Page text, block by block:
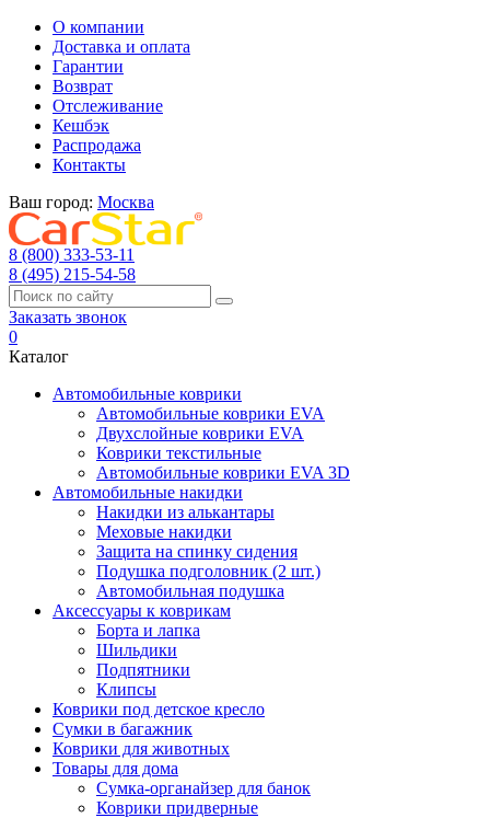
О компании
Доставка и оплата
Гарантии
Возврат
Отслеживание
Кешбэк
Распродажа
Контакты
Ваш город: Москва
8 (800) 333-53-11
8 (495) 215-54-58
Заказать звонок
0
Каталог
Автомобильные коврики
Автомобильные коврики EVA
Двухслойные коврики EVA
Коврики текстильные
Автомобильные коврики EVA 3D
Автомобильные накидки
Накидки из алькантары
Меховые накидки
Защита на спинку сидения
Подушка подголовник (2 шт.)
Автомобильная подушка
Аксессуары к коврикам
Борта и лапка
Шильдики
Подпятники
Клипсы
Коврики под детское кресло
Сумки в багажник
Коврики для животных
Товары для дома
Сумка-органайзер для банок
Коврики придверные